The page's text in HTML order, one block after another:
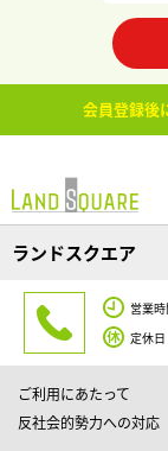
会員登録後
ランドスクエア
営業
定休
ご利用にあたって
反社会的勢力への対応